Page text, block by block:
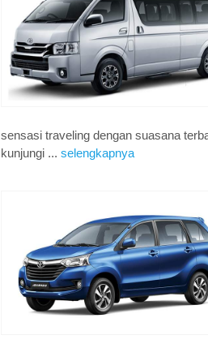
sensasi traveling dengan suasana
kunjungi ... selengkapnya